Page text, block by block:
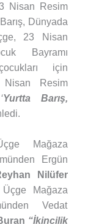
Nisan Resim
Barış, Dünyada
23 Nisan
Bayramı
için
Resim
Yurtta Barış,
Mağaza
Ergün
Nilüfer
Mağaza
Vedat
“İkincilik